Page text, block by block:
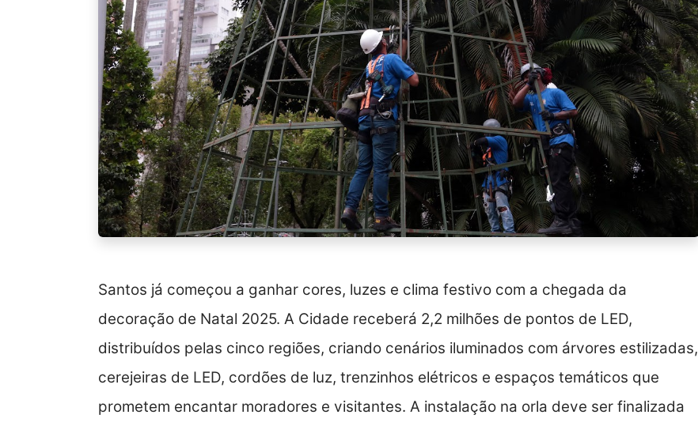
Santos já começou a ganhar cores, luzes e clima festivo com a chegada da
decoração de Natal 2025. A Cidade receberá 2,2 milhões de pontos de LED,
distribuídos pelas cinco regiões, criando cenários iluminados com árvores estilizadas,
cerejeiras de LED, cordões de luz, trenzinhos elétricos e espaços temáticos que
prometem encantar moradores e visitantes. A instalação na orla deve ser finalizada